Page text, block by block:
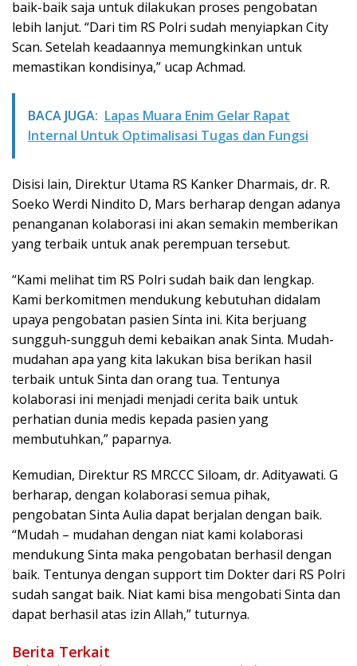
baik-baik saja untuk dilakukan proses pengobatan
lebih lanjut. “Dari tim RS Polri sudah menyiapkan City
Scan. Setelah keadaannya memungkinkan untuk
memastikan kondisinya,” ucap Achmad.
BACA JUGA: Lapas Muara Enim Gelar Rapat
Internal Untuk Optimalisasi Tugas dan Fungsi
Disisi lain, Direktur Utama RS Kanker Dharmais, dr. R.
Soeko Werdi Nindito D, Mars berharap dengan adanya
penanganan kolaborasi ini akan semakin memberikan
yang terbaik untuk anak perempuan tersebut.
“Kami melihat tim RS Polri sudah baik dan lengkap.
Kami berkomitmen mendukung kebutuhan didalam
upaya pengobatan pasien Sinta ini. Kita berjuang
sungguh-sungguh demi kebaikan anak Sinta. Mudah-
mudahan apa yang kita lakukan bisa berikan hasil
terbaik untuk Sinta dan orang tua. Tentunya
kolaborasi ini menjadi menjadi cerita baik untuk
perhatian dunia medis kepada pasien yang
membutuhkan,” paparnya.
Kemudian, Direktur RS MRCCC Siloam, dr. Adityawati. G
berharap, dengan kolaborasi semua pihak,
pengobatan Sinta Aulia dapat berjalan dengan baik.
“Mudah – mudahan dengan niat kami kolaborasi
mendukung Sinta maka pengobatan berhasil dengan
baik. Tentunya dengan support tim Dokter dari RS Polri
sudah sangat baik. Niat kami bisa mengobati Sinta dan
dapat berhasil atas izin Allah,” tuturnya.
Berita Terkait